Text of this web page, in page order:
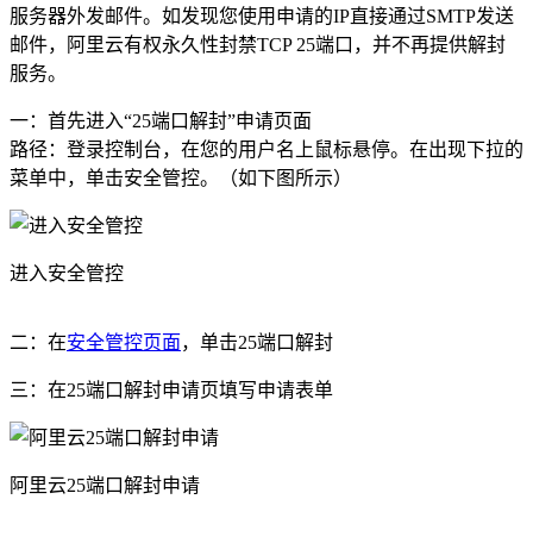
服务器外发邮件。如发现您使用申请的IP直接通过SMTP发送
邮件，阿里云有权永久性封禁TCP 25端口，并不再提供解封
服务。
一：首先进入“25端口解封”申请页面
路径：登录控制台，在您的用户名上鼠标悬停。在出现下拉的
菜单中，单击安全管控。（如下图所示）
进入安全管控
二：在安全管控页面，单击25端口解封
三：在25端口解封申请页填写申请表单
阿里云25端口解封申请